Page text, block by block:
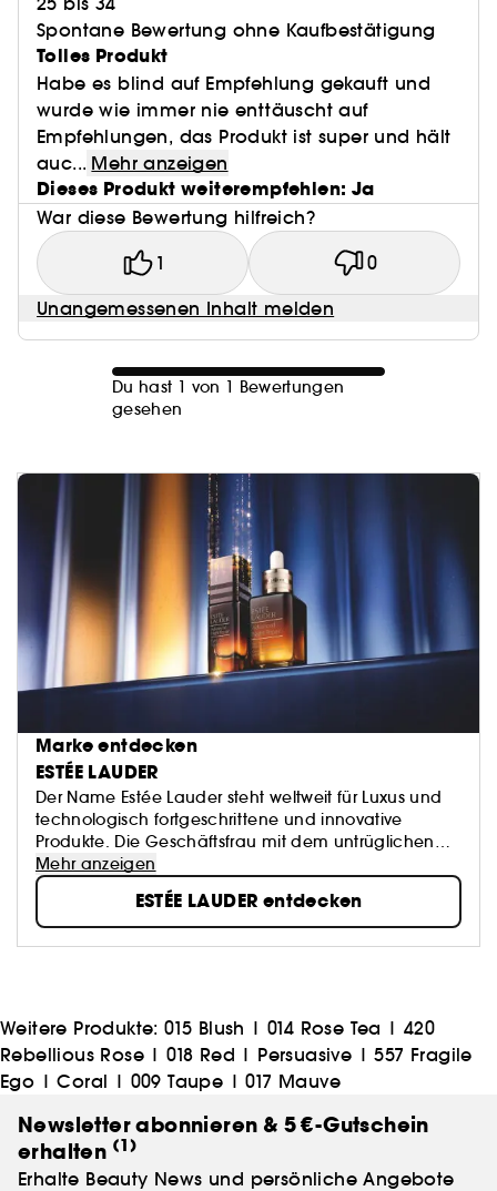
Spontane Bewertung ohne Kaufbestätigung
Tolles Produkt
Habe es blind auf Empfehlung gekauft und
wurde wie immer nie enttäuscht auf
Empfehlungen, das Produkt ist super und hält
auc... Mehr anzeigen
Dieses Produkt weiterempfehlen: Ja
War diese Bewertung hilfreich?
1 0
Unangemessenen Inhalt melden
Du hast 1 von 1 Bewertungen
gesehen
Marke entdecken
ESTÉE LAUDER
Der Name Estée Lauder steht weltweit für Luxus und
technologisch fortgeschrittene und innovative
Produkte. Die Geschäftsfrau mit dem untrüglichen
Gespür für Glamour gründete 1946 ihre eigene Firma
mit nur einem Töpfchen Hautcreme - und der Vision,
die verführerischste Seite einer jeden Frau zum
Vorschein zu bringen. Aus ihrem Traum wurde
Wirklichkeit und aus einem Töpfchen Creme ist ein
das Beste verbinden, was Wissenschaft und Natur zu
bieten haben.
Mehr anzeigen
ESTÉE LAUDER entdecken
Weitere Produkte:015 Blush |014 Rose Tea |420
Rebellious Rose |018 Red | Persuasive |557 Fragile
Ego |Coral | 009 Taupe |017 Mauve
Newsletter abonnieren & 5 €-Gutschein
erhalten (1)
Erhalte Beauty News und persönliche Angebote